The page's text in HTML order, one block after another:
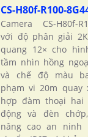
CS-H80f-R100-
Camera CS-H80f-
với độ phân giải
quang 12× cho
tầm nhìn hồng
và chế độ màu
phạm vi 20m quay
hợp đàm thoại hai
động và đèn
nâng cao an ninh